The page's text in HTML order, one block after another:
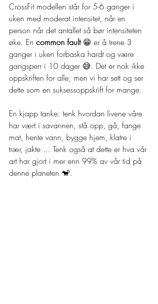
CrossFit modellen står for 5-6 ganger i
uken med moderat intensitet, når en
person når det antallet så bør intensiteten
øke. En common fault 😁 er å trene 3
ganger i uken forbaska hardt og være
gangsperr i 10 dager 😅. Det er nok ikke
oppskriften for alle, men vi har sett og ser
dette som en suksessoppskrift for mange.
En kjapp tanke: tenk hvordan livene våre
har vært i savannen, stå opp, gå, fange
mat, hente vann, bygge hjem, klatre i
trær, jakte ... Tenk også at dette er hva vår
art har gjort i mer enn 99% av vår tid på
denne planeten 🐒.